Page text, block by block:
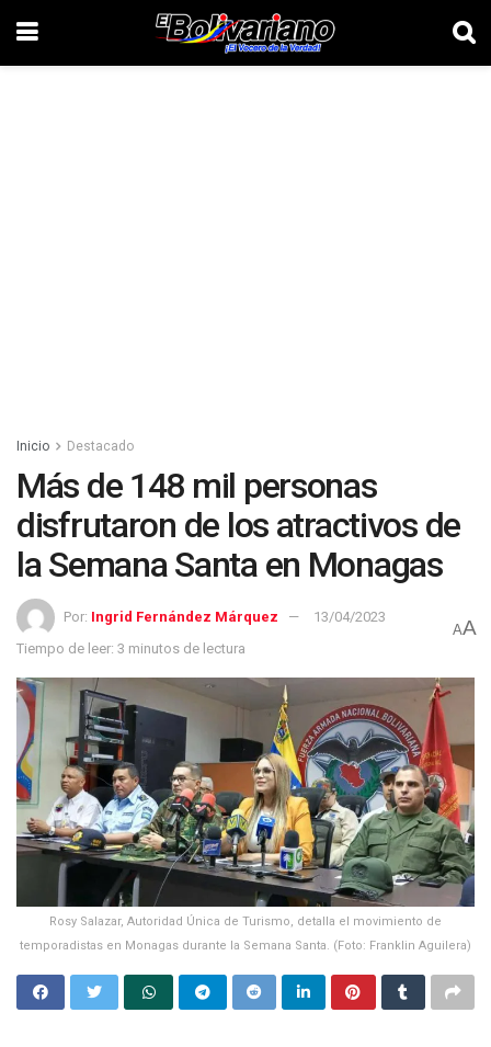
Inicio Destacado
Más de 148 mil personas
disfrutaron de los atractivos de
la Semana Santa en Monagas
Por: Ingrid Fernández Márquez
13/04/2023
Tiempo de leer: 3 minutos de lectura
AA
Rosy Salazar, Autoridad Única de Turismo, detalla el movimiento de
temporadistas en Monagas durante la Semana Santa. (Foto: Franklin Aguilera)